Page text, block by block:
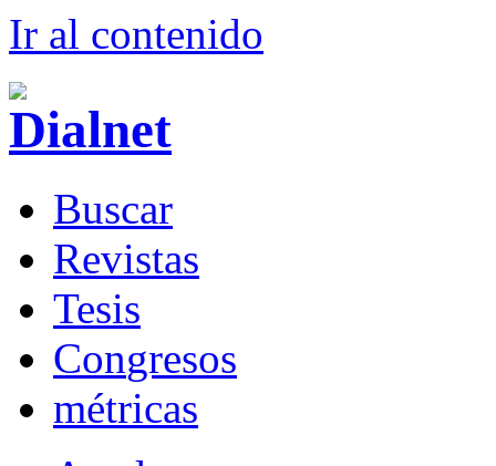
Ir al contenido
Buscar
Revistas
Tesis
Congresos
métricas